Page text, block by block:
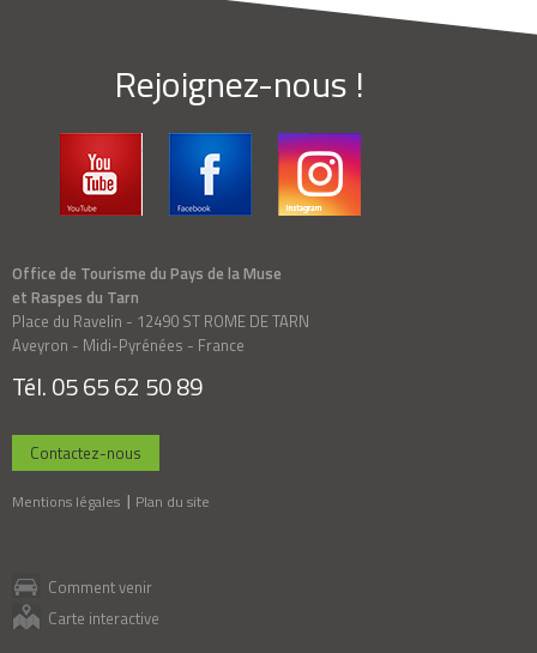
Rejoignez-nous !
Office de Tourisme du Pays de la Muse
et Raspes du Tarn
Place du Ravelin - 12490 ST ROME DE TARN
Aveyron - Midi-Pyrénées - France
Tél. 05 65 62 50 89
Contactez-nous
Mentions légales Plan du site
Comment venir
Carte interactive